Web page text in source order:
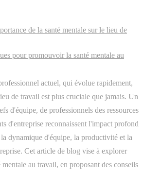
de la santé mentale sur le lieu de
pour promouvoir la santé mentale au
actuel, qui évolue rapidement,
de travail est plus cruciale que jamais. Un
d'équipe, de professionnels des ressources
d'entreprise reconnaissent l'impact profond
dynamique d'équipe, la productivité et la
Cet article de blog vise à explorer
au travail, en proposant des conseils